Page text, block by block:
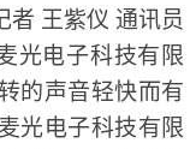
王紫仪 通讯员
光电子科技有限
的声音轻快而有
光电子科技有限